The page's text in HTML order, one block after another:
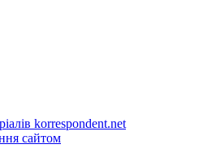
korrespondent.net
сайтом